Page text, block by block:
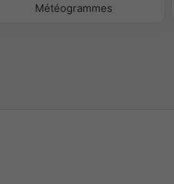
Météogrammes